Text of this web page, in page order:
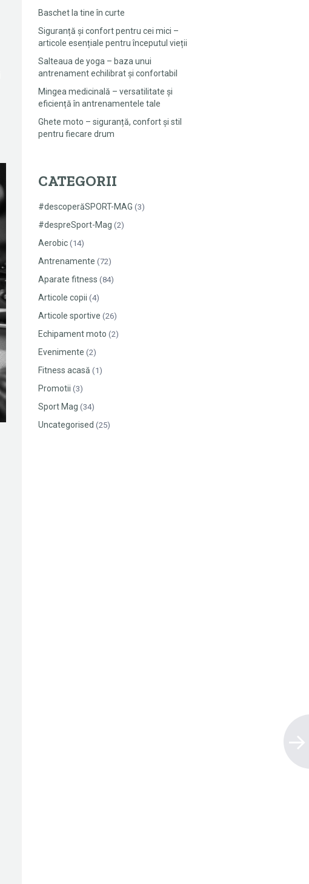
Baschet la tine în curte
Siguranță și confort pentru cei mici –
articole esențiale pentru începutul vieții
Salteaua de yoga – baza unui
antrenament echilibrat și confortabil
Mingea medicinală – versatilitate și
eficiență în antrenamentele tale
Ghete moto – siguranță, confort și stil
pentru fiecare drum
CATEGORII
#descoperăSPORT-MAG (3)
#despreSport-Mag (2)
Aerobic (14)
Antrenamente (72)
Aparate fitness (84)
Articole copii (4)
Articole sportive (26)
Echipament moto (2)
Evenimente (2)
Fitness acasă (1)
Promotii (3)
Sport Mag (34)
Uncategorised (25)